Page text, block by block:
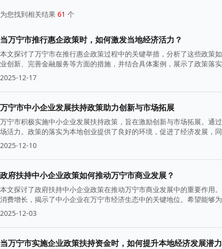
为您找到相关结果 61 个
当万宁市推行惠企政策时，如何激发当地经济活力？
本文探讨了万宁市在推行惠企政策过程中的关键举措，分析了这些政策
业创新、完善金融服务等方面的措施，并结合具体案例，展示了政策落
2025-12-17
万宁市中小企业发展扶持政策助力创新与市场拓展
万宁市积极实施中小企业发展扶持政策，旨在激励创新与市场拓展。通
场活力。政策的落实为本地创业提供了良好的环境，促进了经济发展，
能。
2025-12-10
政府扶持中小企业政策如何推动万宁市商业发展？
本文探讨了政府扶持中小企业政策在推动万宁市商业发展中的重要作用
消费增长，揭示了中小企业在万宁市经济生态中的关键地位。希望能够
2025-12-03
当万宁市实施企业政策扶持资金时，如何提升本地经济发展潜